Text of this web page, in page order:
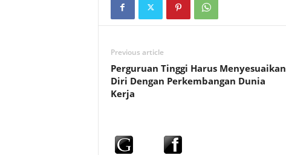
Previous article
Perguruan Tinggi Harus Menyesuaikan
Diri Dengan Perkembangan Dunia
Kerja